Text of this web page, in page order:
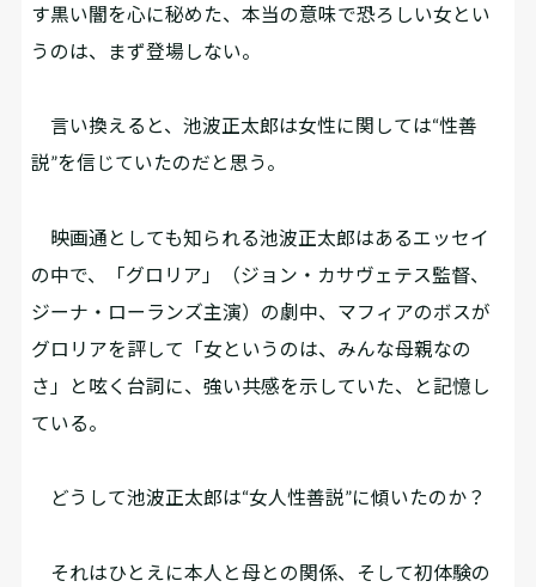
す黒い闇を心に秘めた、本当の意味で恐ろしい女とい
うのは、まず登場しない。
言い換えると、池波正太郎は女性に関しては“性善
説”を信じていたのだと思う。
映画通としても知られる池波正太郎はあるエッセイ
の中で、「グロリア」（ジョン・カサヴェテス監督、
ジーナ・ローランズ主演）の劇中、マフィアのボスが
グロリアを評して「女というのは、みんな母親なの
さ」と呟く台詞に、強い共感を示していた、と記憶し
ている。
どうして池波正太郎は“女人性善説”に傾いたのか？
それはひとえに本人と母との関係、そして初体験の